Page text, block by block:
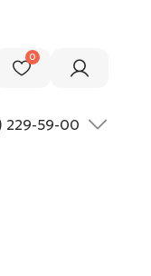
0
229-59-00